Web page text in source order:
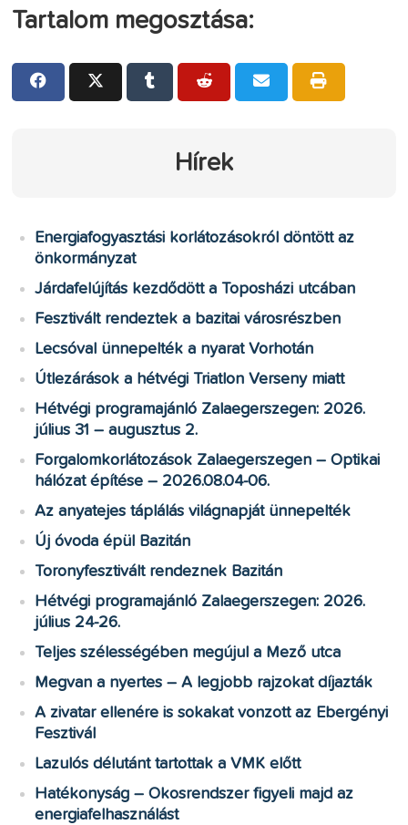
Tartalom megosztása:
Hírek
Energiafogyasztási korlátozásokról döntött az
önkormányzat
Járdafelújítás kezdődött a Toposházi utcában
Fesztivált rendeztek a bazitai városrészben
Lecsóval ünnepelték a nyarat Vorhotán
Útlezárások a hétvégi Triatlon Verseny miatt
Hétvégi programajánló Zalaegerszegen: 2026.
július 31 – augusztus 2.
Forgalomkorlátozások Zalaegerszegen – Optikai
hálózat építése – 2026.08.04-06.
Az anyatejes táplálás világnapját ünnepelték
Új óvoda épül Bazitán
Toronyfesztivált rendeznek Bazitán
Hétvégi programajánló Zalaegerszegen: 2026.
július 24-26.
Teljes szélességében megújul a Mező utca
Megvan a nyertes – A legjobb rajzokat díjazták
A zivatar ellenére is sokakat vonzott az Ebergényi
Fesztivál
Lazulós délutánt tartottak a VMK előtt
Hatékonyság – Okosrendszer figyeli majd az
energiafelhasználást